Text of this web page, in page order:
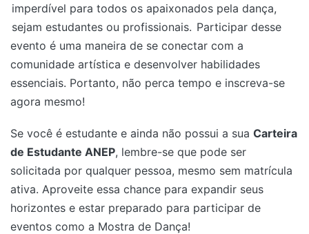
imperdível para todos os apaixonados pela dança,
sejam estudantes ou profissionais. Participar desse
evento é uma maneira de se conectar com a
comunidade artística e desenvolver habilidades
essenciais. Portanto, não perca tempo e inscreva-se
agora mesmo!
Se você é estudante e ainda não possui a sua Carteira
de Estudante ANEP, lembre-se que pode ser
solicitada por qualquer pessoa, mesmo sem matrícula
ativa. Aproveite essa chance para expandir seus
horizontes e estar preparado para participar de
eventos como a Mostra de Dança!